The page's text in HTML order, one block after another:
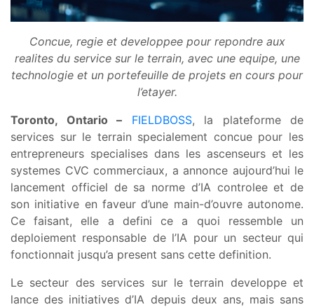
Concue, regie et developpee pour repondre aux
realites du service sur le terrain, avec une equipe, une
technologie et un portefeuille de projets en cours pour
l’etayer.
Toronto, Ontario –
FIELDBOSS, la plateforme de
services sur le terrain specialement concue pour les
entrepreneurs specialises dans les ascenseurs et les
systemes CVC commerciaux, a annonce aujourd’hui le
lancement officiel de sa norme d’IA controlee et de
son initiative en faveur d’une main-d’ouvre autonome.
Ce faisant, elle a defini ce a quoi ressemble un
deploiement responsable de l’IA pour un secteur qui
fonctionnait jusqu’a present sans cette definition.
Le secteur des services sur le terrain developpe et
lance des initiatives d’IA depuis deux ans, mais sans